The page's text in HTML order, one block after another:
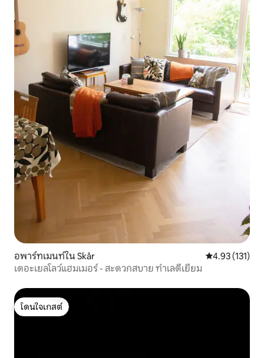
อพาร์ทเมนท์ใน Skår คะแนนเฉลี่ย
4.93 (131)
เดอะเยลโลว์แฮมเมอร์ - สะดวกสบาย ทำเลดีเยี่ยม
โดนใจเกสต์
โดนใจเกสต์